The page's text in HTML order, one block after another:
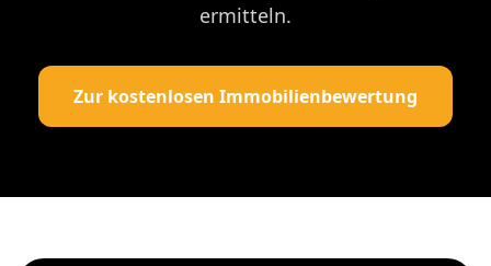
ermitteln.
Zur kostenlosen Immobilienbewertung